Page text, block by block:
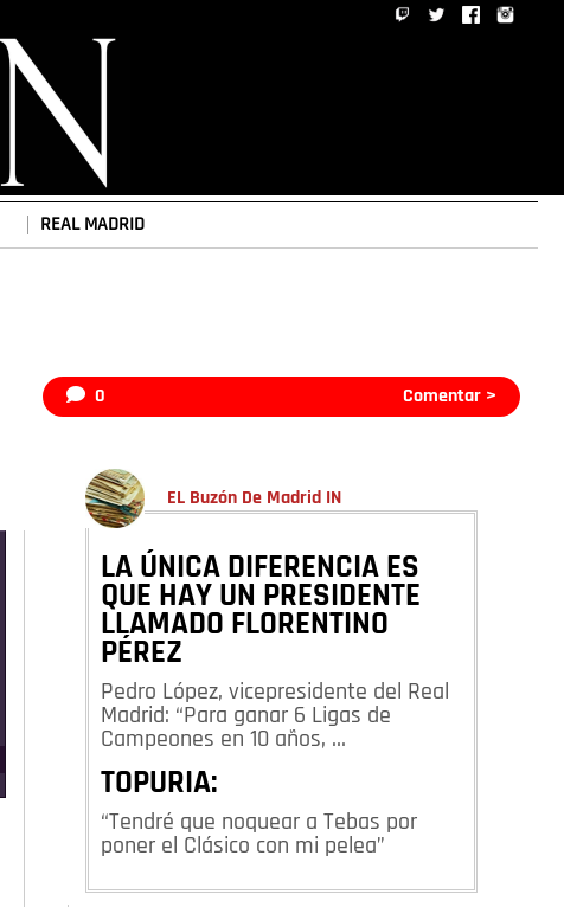
REAL MADRID
0 Comentar >
EL Buzón De Madrid IN
LA ÚNICA DIFERENCIA ES
QUE HAY UN PRESIDENTE
LLAMADO FLORENTINO
PÉREZ
Pedro López, vicepresidente del Real
Madrid: “Para ganar 6 Ligas de
Campeones en 10 años, …
TOPURIA:
“Tendré que noquear a Tebas por
poner el Clásico con mi pelea”